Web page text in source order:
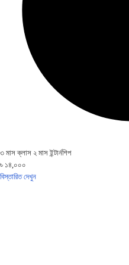
৩ মাস ক্লাস ২ মাস ইন্টার্নশিপ
৳ ১৪,০০০
বিস্তারিত দেখুন